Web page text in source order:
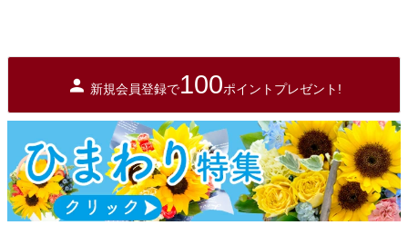
新規会員登録で100ポイントプレゼント!